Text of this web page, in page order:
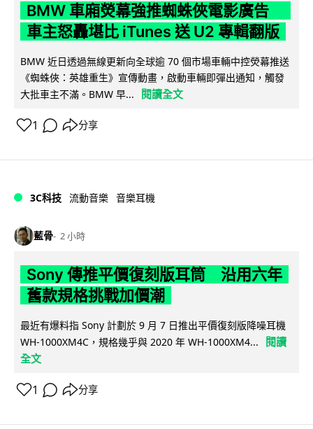
BMW 車廂熒幕強推蜘蛛俠電影廣告
車主怒轟堪比 iTunes 送 U2 專輯翻版
BMW 近日透過無線更新向全球逾 70 個市場車輛中控熒幕推送
《蜘蛛俠：英雄重生》宣傳動畫，啟動車輛即彈出通知，觸發
大批車主不滿。BMW 早...
閱讀全文
1 分享
3C科技 流動音樂 音樂耳機
藍骨 2 小時
Sony 傳推平價復刻版耳筒 沿用六年
舊款規格挑戰加價潮
最近有爆料指 Sony 計劃於 9 月 7 日推出平價復刻版降噪耳機
WH-1000XM4C，規格幾乎與 2020 年 WH-1000XM4...
閱讀
全文
1 分享